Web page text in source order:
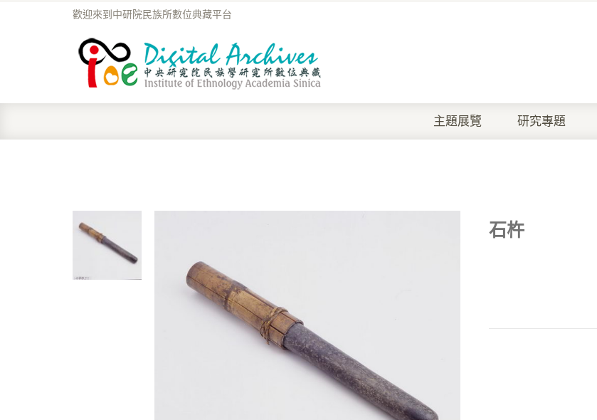
歡迎來到中研院民族所數位典藏平台
主題展覽 研究專題
石杵